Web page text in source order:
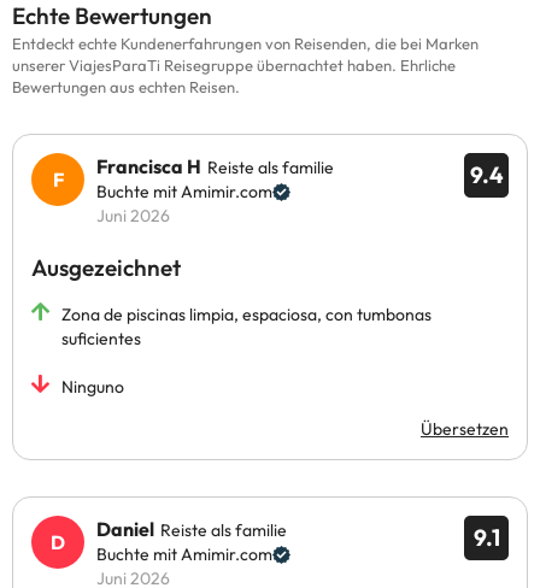
Echte Bewertungen
Entdeckt echte Kundenerfahrungen von Reisenden, die bei Marken
unserer ViajesParaTi Reisegruppe übernachtet haben. Ehrliche
Bewertungen aus echten Reisen.
9.4
Francisca H Reiste als familie
Buchte mit Amimir.com
Juni 2026
Ausgezeichnet
Zona de piscinas limpia, espaciosa, con tumbonas
suficientes
Ninguno
Übersetzen
9.1
Daniel Reiste als familie
Buchte mit Amimir.com
Juni 2026